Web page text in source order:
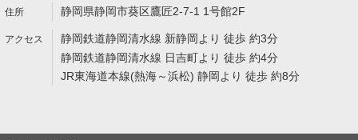
静岡県静岡市葵区鷹匠2-7-1 1号館2F
静岡鉄道静岡清水線 新静岡より 徒歩 約3分
静岡鉄道静岡清水線 日吉町より 徒歩 約4分
JR東海道本線(熱海～浜松) 静岡より 徒歩 約8分